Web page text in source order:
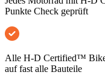
Punkte Check geprüft
Alle H-D Certified™
auf fast alle Bauteile